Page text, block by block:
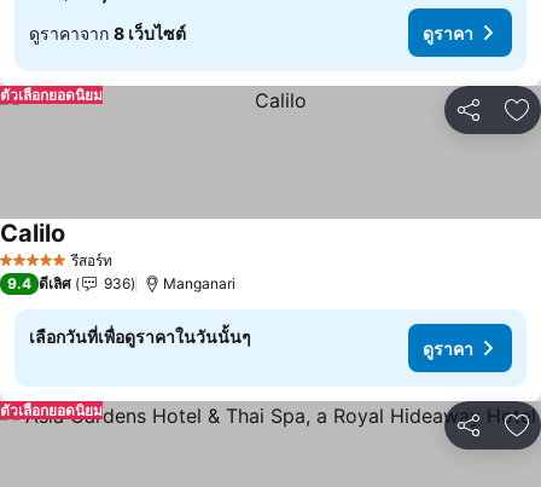
ดูราคาจาก 8 เว็บไซต์ ดูราคา
แชร์ เ
ตัวเลือกยอดนิยม
5 ดาว รีสอร์ท
Calilo
9.4 ดีเลิศ 936 Manganari
เลือกวันที่เพื่อดูราคาในวันนั้นๆ
ดูราคา
แชร์ เ
ตัวเลือกยอดนิยม